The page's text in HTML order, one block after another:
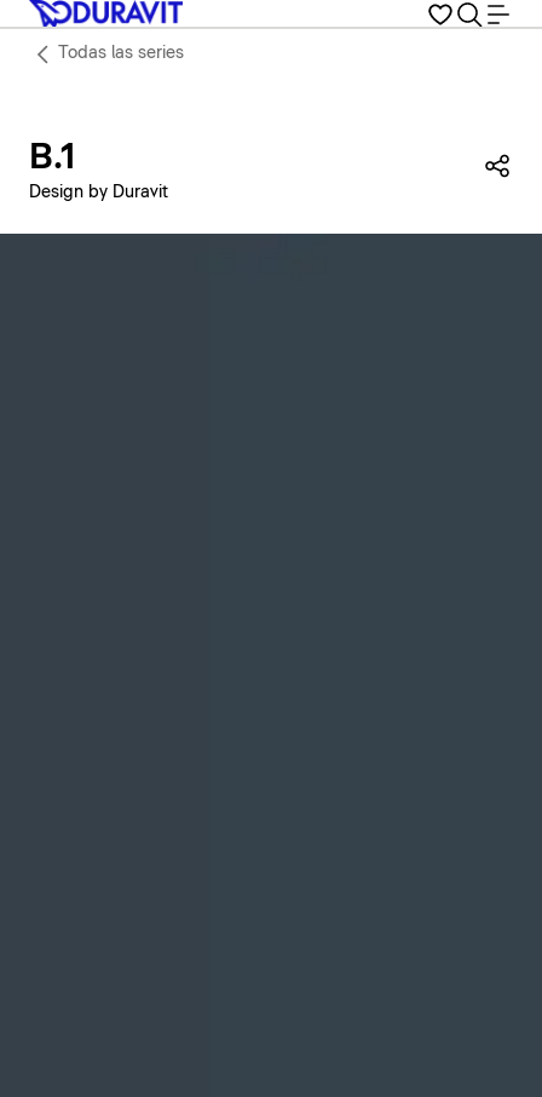
Todas las series
B.1
Design by Duravit